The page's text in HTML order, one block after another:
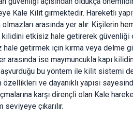
Kale Kilit girmektedir. Hareketli
arasında yer alır. Kişilerin
etkisiz hale getirerek güvenliği
hale getirmek için kırma veya delme
arasında ise maymuncukla kapı
başvurduğu bu yöntem ile kilit sistemi
ve dayanıklı yapısı
karşı dirençli olan Kale
çıkarılır.